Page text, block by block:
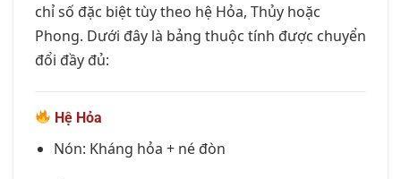
chỉ số đặc biệt tùy theo hệ Hỏa, Thủy hoặc
Phong. Dưới đây là bảng thuộc tính được chuyển
đổi đầy đủ:
Hệ Hỏa
Nón: Kháng hỏa + né đòn